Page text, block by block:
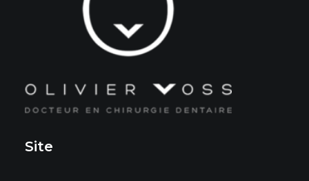
Site